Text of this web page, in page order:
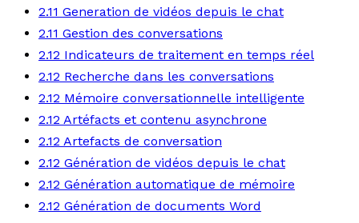
2.11 Generation de vidéos depuis le chat
2.11 Gestion des conversations
2.12 Indicateurs de traitement en temps réel
2.12 Recherche dans les conversations
2.12 Mémoire conversationnelle intelligente
2.12 Artéfacts et contenu asynchrone
2.12 Artefacts de conversation
2.12 Génération de vidéos depuis le chat
2.12 Génération automatique de mémoire
2.12 Génération de documents Word